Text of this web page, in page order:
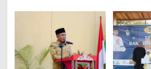
Musi Rawas